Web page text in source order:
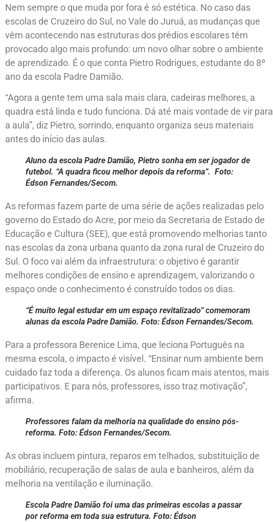
Nem sempre o que muda por fora é só estética. No caso das
escolas de Cruzeiro do Sul, no Vale do Juruá, as mudanças que
vêm acontecendo nas estruturas dos prédios escolares têm
provocado algo mais profundo: um novo olhar sobre o ambiente
de aprendizado. É o que conta Pietro Rodrigues, estudante do 8º
ano da escola Padre Damião.
“Agora a gente tem uma sala mais clara, cadeiras melhores, a
quadra está linda e tudo funciona. Dá até mais vontade de vir para
a aula”, diz Pietro, sorrindo, enquanto organiza seus materiais
antes do início das aulas.
Aluno da escola Padre Damião, Pietro sonha em ser jogador de
futebol. “A quadra ficou melhor depois da reforma”. Foto:
Édson Fernandes/Secom.
As reformas fazem parte de uma série de ações realizadas pelo
governo do Estado do Acre, por meio da Secretaria de Estado de
Educação e Cultura (SEE), que está promovendo melhorias tanto
nas escolas da zona urbana quanto da zona rural de Cruzeiro do
Sul. O foco vai além da infraestrutura: o objetivo é garantir
melhores condições de ensino e aprendizagem, valorizando o
espaço onde o conhecimento é construído todos os dias.
“É muito legal estudar em um espaço revitalizado” comemoram
alunas da escola Padre Damião. Foto: Édson Fernandes/Secom.
Para a professora Berenice Lima, que leciona Português na
mesma escola, o impacto é visível. “Ensinar num ambiente bem
cuidado faz toda a diferença. Os alunos ficam mais atentos, mais
participativos. E para nós, professores, isso traz motivação”,
afirma.
Professores falam da melhoria na qualidade do ensino pós-
reforma. Foto: Édson Fernandes/Secom.
As obras incluem pintura, reparos em telhados, substituição de
mobiliário, recuperação de salas de aula e banheiros, além da
melhoria na ventilação e iluminação.
Escola Padre Damião foi uma das primeiras escolas a passar
por reforma em toda sua estrutura. Foto: Édson